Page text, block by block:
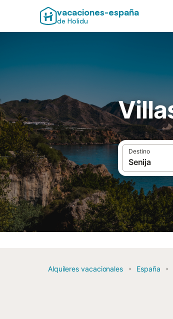
vacaciones-españa
de Holidu
Destino
Alquileres vacacionales España